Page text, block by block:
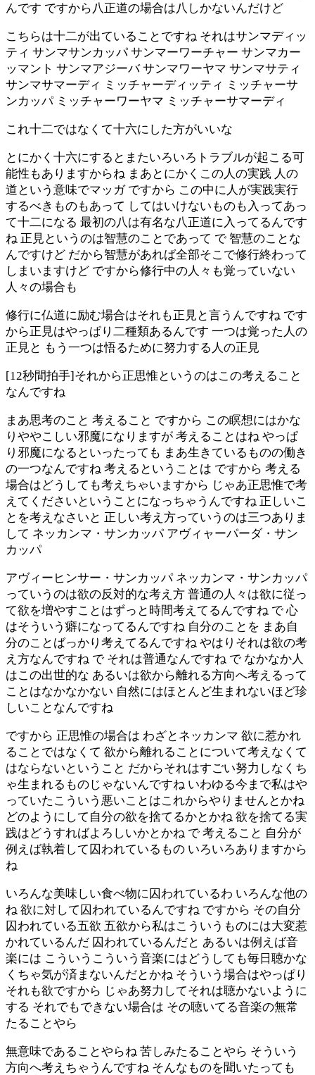
んです ですから八正道の場合は八しかないんだけど
こちらは十二が出ていることですね それはサンマディッ
ティ サンマサンカッパ サンマーワーチャー サンマカー
ッマント サンマアジーバ サンマワーヤマ サンマサティ
サンマサマーディ ミッチャーディッティ ミッチャーサ
ンカッパ ミッチャーワーヤマ ミッチャーサマーディ
これ十二ではなくて十六にした方がいいな
とにかく十六にするとまたいろいろトラブルが起こる可
能性もありますからね まあとにかくこの人の実践 人の
道という意味でマッガ ですから この中に人が実践実行
するべきものもあって してはいけないものも入ってあっ
て十二になる 最初の八は有名な八正道に入ってるんです
ね 正見というのは智慧のことであって で 智慧のことな
んですけど だから智慧があれば全部そこで修行終わって
しまいますけど ですから修行中の人々も覚っていない
人々の場合も
修行に仏道に励む場合はそれも正見と言うんですね です
から正見はやっぱり二種類あるんです 一つは覚った人の
正見と もう一つは悟るために努力する人の正見
[12秒間拍手]それから正思惟というのはこの考えること
なんですね
まあ思考のこと 考えること ですから この瞑想にはかな
りややこしい邪魔になりますが 考えることはね やっぱ
り邪魔になるといったっても まあ生きているものの働き
の一つなんですね 考えるということは ですから 考える
場合はどうしても考えちゃいますから じゃあ正思惟で考
えてくださいということになっちゃうんですね 正しいこ
とを考えなさいと 正しい考え方っていうのは三つありま
して ネッカンマ・サンカッパ アヴィャーパーダ・サン
カッパ
アヴィーヒンサー・サンカッパ ネッカンマ・サンカッパ
っていうのは欲の反対的な考え方 普通の人々は欲に従っ
て欲を増やすことはずっと時間考えてるんですね で 心
はそういう癖になってるんですね 自分のことを まあ自
分のことばっかり考えてるんですね やはりそれは欲の考
え方なんですね で それは普通なんですね で なかなか人
はこの出世的な あるいは欲から離れる方向へ考えるって
ことはなかなかない 自然にはほとんど生まれないほど珍
しいことなんですね
ですから 正思惟の場合は わざとネッカンマ 欲に惹かれ
ることではなくて 欲から離れることについて考えなくて
はならないということ だからそれはすごい努力しなくち
ゃ生まれるものじゃないんですね いわゆる今まで私はや
っていたこういう悪いことはこれからやりませんとかね
どのようにして自分の欲を捨てるかとかね 欲を捨てる実
践はどうすればよろしいかとかね で 考えること 自分が
例えば執着して囚われているもの いろいろありますから
ね
いろんな美味しい食べ物に囚われているわ いろんな他の
ね 欲に対して囚われているんですね ですから その自分
囚われている五欲 五欲から私はこういうものには大変惹
かれているんだ 囚われているんだと あるいは例えば音
楽には こういうこういう音楽にはどうしても毎日聴かな
くちゃ気が済まないんだとかね そういう場合はやっぱり
それも欲ですから じゃあ努力してそれは聴かないように
する それでもできない場合は その聴いてる音楽の無常
たることやら
無意味であることやらね 苦しみたることやら そういう
方向へ考えちゃうんですね そんなものを聞いたっても